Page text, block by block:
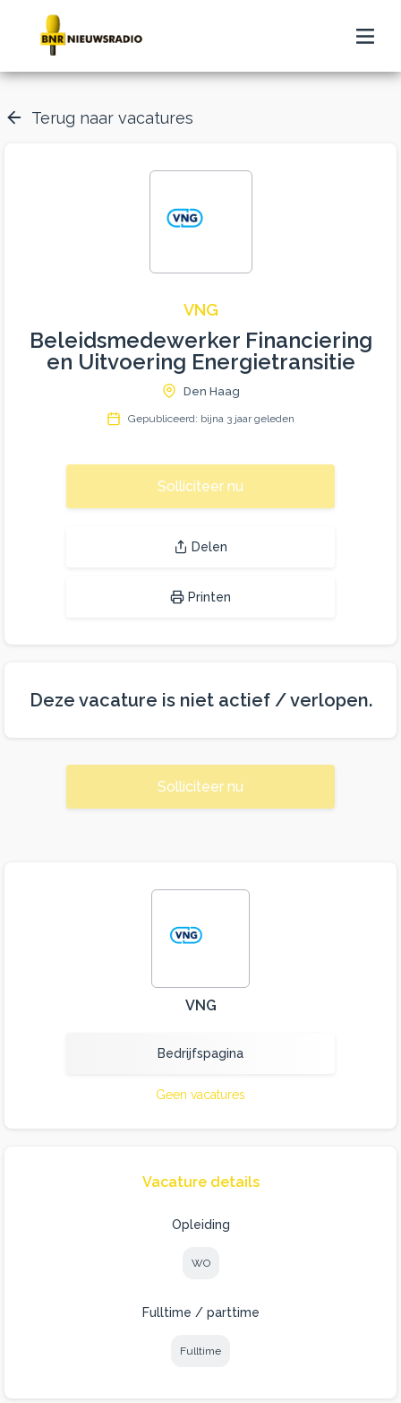
Terug naar vacatures
VNG
Beleidsmedewerker Financiering
en Uitvoering Energietransitie
Den Haag
Gepubliceerd: bijna 3 jaar geleden
Solliciteer nu
Delen
Printen
Deze vacature is niet actief / verlopen.
Solliciteer nu
VNG
Bedrijfspagina
Geen vacatures
Vacature details
Opleiding
WO
Fulltime / parttime
Fulltime